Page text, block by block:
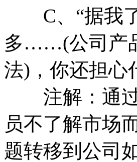
C、“据我了
多……(公司产
法)，你还担心
注解：通过
员不了解市场
题转移到公司